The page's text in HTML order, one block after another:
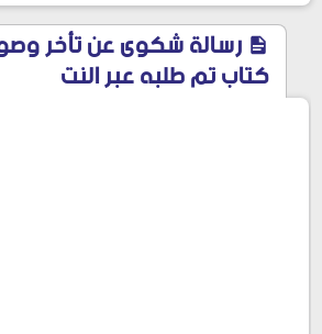
رسالة شكوى عن تأخر
كتاب تم طلبه عبر النت